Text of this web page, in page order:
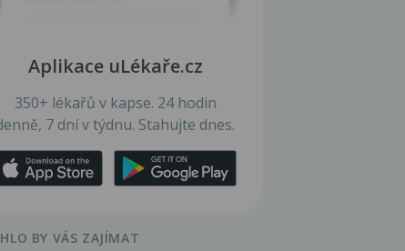
Aplikace uLékaře.cz
350+ lékařů v kapse. 24 hodin
7 dní v týdnu. Stahujte dnes.
BY VÁS ZAJÍMAT